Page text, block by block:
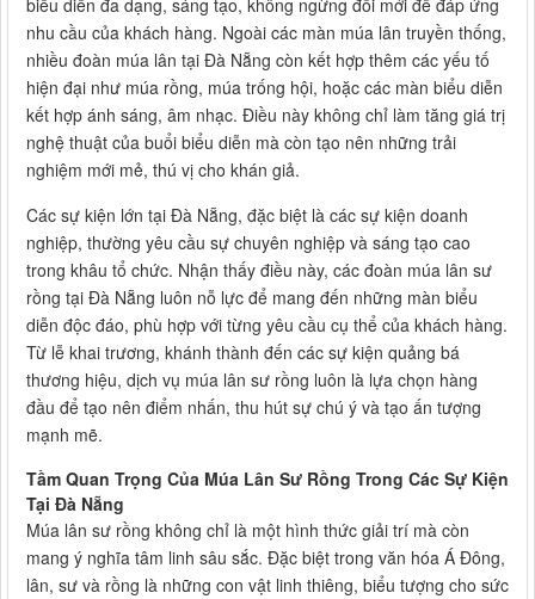
biểu diễn đa dạng, sáng tạo, không ngừng đổi mới để đáp ứng
nhu cầu của khách hàng. Ngoài các màn múa lân truyền thống,
nhiều đoàn múa lân tại Đà Nẵng còn kết hợp thêm các yếu tố
hiện đại như múa rồng, múa trống hội, hoặc các màn biểu diễn
kết hợp ánh sáng, âm nhạc. Điều này không chỉ làm tăng giá trị
nghệ thuật của buổi biểu diễn mà còn tạo nên những trải
nghiệm mới mẻ, thú vị cho khán giả.
Các sự kiện lớn tại Đà Nẵng, đặc biệt là các sự kiện doanh
nghiệp, thường yêu cầu sự chuyên nghiệp và sáng tạo cao
trong khâu tổ chức. Nhận thấy điều này, các đoàn múa lân sư
rồng tại Đà Nẵng luôn nỗ lực để mang đến những màn biểu
diễn độc đáo, phù hợp với từng yêu cầu cụ thể của khách hàng.
Từ lễ khai trương, khánh thành đến các sự kiện quảng bá
thương hiệu, dịch vụ múa lân sư rồng luôn là lựa chọn hàng
đầu để tạo nên điểm nhấn, thu hút sự chú ý và tạo ấn tượng
mạnh mẽ.
Tầm Quan Trọng Của Múa Lân Sư Rồng Trong Các Sự Kiện
Tại Đà Nẵng
Múa lân sư rồng không chỉ là một hình thức giải trí mà còn
mang ý nghĩa tâm linh sâu sắc. Đặc biệt trong văn hóa Á Đông,
lân, sư và rồng là những con vật linh thiêng, biểu tượng cho sức